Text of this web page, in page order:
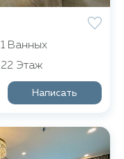
1 Ванных
22 Этаж
Написать